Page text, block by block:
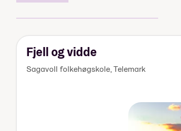
Fjell og vidde
Sagavoll folkehøgskole,Telemark